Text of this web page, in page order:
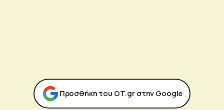
Προσθήκη του ΟΤ.gr στην Google